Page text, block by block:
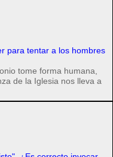
para tentar a los hombres
tome forma humana,
de la Iglesia nos lleva a